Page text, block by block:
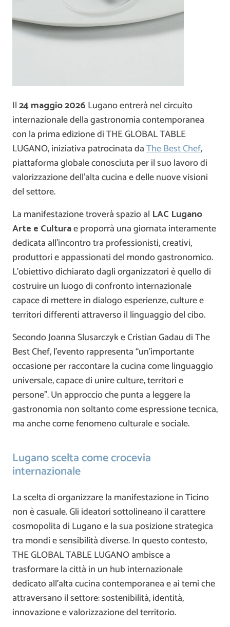
Il24 maggio 2026 Luganoentrerà nel circuito
internazionale della gastronomia contemporanea
con la prima edizione di THE GLOBAL TABLE
LUGANO, iniziativa patrocinata daThe Best Chef,
piattaforma globale conosciuta per il suo lavoro di
valorizzazione dell’alta cucina e delle nuove visioni
del settore.
La manifestazione troverà spazio al LAC Lugano
Arte e Culturae proporrà una giornata interamente
dedicata all’incontro tra professionisti, creativi,
produttori e appassionati del mondo gastronomico.
L’obiettivo dichiarato dagli organizzatori è quello di
costruire un luogo di confronto internazionale
capace di mettere in dialogo esperienze, culture e
territori differenti attraverso il linguaggio del cibo.
Secondo Joanna Slusarczyk e Cristian Gadau di The
Best Chef, l’evento rappresenta “un’importante
occasione per raccontare la cucina come linguaggio
universale, capace di unire culture, territori e
persone”. Un approccio che punta a leggere la
gastronomia non soltanto come espressione tecnica,
ma anche come fenomeno culturale e sociale.
Lugano scelta come crocevia
internazionale
La scelta di organizzare la manifestazione in Ticino
non è casuale. Gli ideatori sottolineano il carattere
cosmopolita di Lugano e la sua posizione strategica
tra mondi e sensibilità diverse. In questo contesto,
THE GLOBAL TABLE LUGANO ambisce a
trasformare la città in un hub internazionale
dedicato all’alta cucina contemporanea e ai temi che
attraversano il settore: sostenibilità, identità,
innovazione e valorizzazione del territorio.